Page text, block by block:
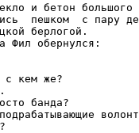
и бетон большого
пешком  с пару
берлогой.
Фил обернулся:
с кем же?
банда?